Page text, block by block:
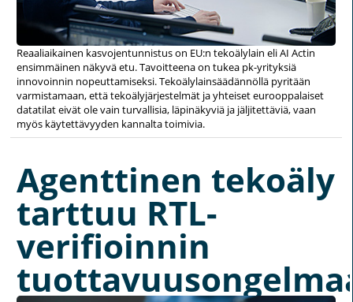
Reaaliaikainen kasvojentunnistus on EU:n tekoälylain eli AI Actin
ensimmäinen näkyvä etu. Tavoitteena on tukea pk-yrityksiä
innovoinnin nopeuttamiseksi. Tekoälylainsäädännöllä pyritään
varmistamaan, että tekoälyjärjestelmät ja yhteiset eurooppalaiset
datatilat eivät ole vain turvallisia, läpinäkyviä ja jäljitettäviä, vaan
myös käytettävyyden kannalta toimivia.
Agenttinen tekoäly
tarttuu RTL-
verifioinnin